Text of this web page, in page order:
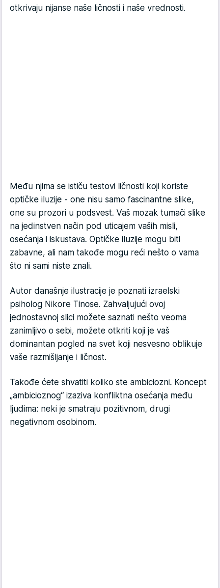
otkrivaju nijanse naše ličnosti i naše vrednosti.
Među njima se ističu testovi ličnosti koji koriste
optičke iluzije - one nisu samo fascinantne slike,
one su prozori u podsvest. Vaš mozak tumači slike
na jedinstven način pod uticajem vaših misli,
osećanja i iskustava. Optičke iluzije mogu biti
zabavne, ali nam takođe mogu reći nešto o vama
što ni sami niste znali.
Autor današnje ilustracije je poznati izraelski
psiholog Nikore Tinose. Zahvaljujući ovoj
jednostavnoj slici možete saznati nešto veoma
zanimljivo o sebi, možete otkriti koji je vaš
dominantan pogled na svet koji nesvesno oblikuje
vaše razmišljanje i ličnost.
Takođe ćete shvatiti koliko ste ambiciozni. Koncept
„ambicioznog“ izaziva konfliktna osećanja među
ljudima: neki je smatraju pozitivnom, drugi
negativnom osobinom.